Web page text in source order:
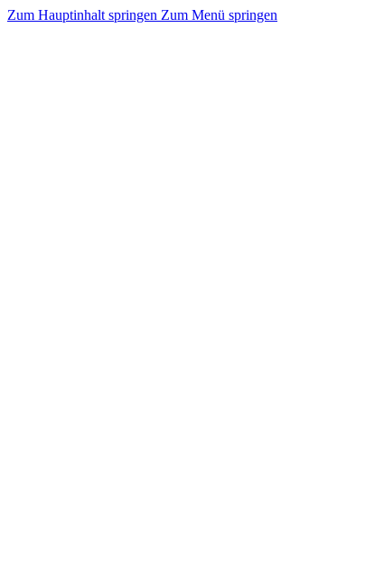
Zum Hauptinhalt springen Zum Menü springen